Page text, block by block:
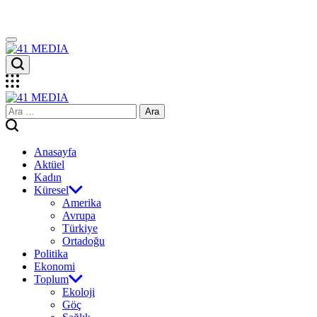
Skip
to
content
41
MEDIA
41
MEDIA
Arama:
Anasayfa
Aktüel
Kadın
Küresel
Amerika
Avrupa
Türkiye
Ortadoğu
Politika
Ekonomi
Toplum
Ekoloji
Göç